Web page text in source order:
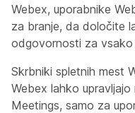
Webex, uporabnike
za branje, da določite
odgovornosti za
Skrbniki spletnih mest
Webex lahko
Meetings, samo za